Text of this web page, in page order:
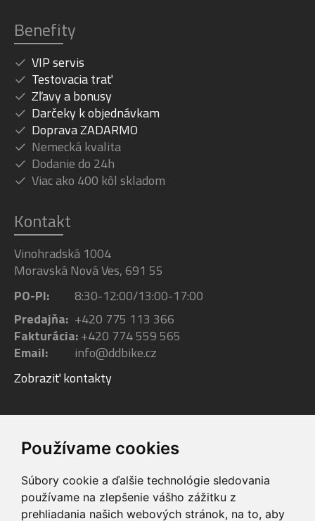
Používame cookies
Súbory cookie a ďalšie technológie sledovania
používame na zlepšenie vášho zážitku z
prehliadania našich webových stránok, na to, aby
Benefity
VIP servis
Testovacia trať
Zľavy a bonusy
Darčeky k objednávkam
Doprava ZADARMO
Nemecká kvalita
Dodanie do 24h
Viac ako 400 kôl skladom
Kontakt
Vinohradská 1004
Moravská Nová Ves, 691 55
PO-PI:
8:30-12:00/13:00-17:00
Predajňa: +420 775 113 366
Fakturácia:+420 774 559 565
Email:
info@ddbike.cz
Zobraziť kontakty
Facebook Instagram